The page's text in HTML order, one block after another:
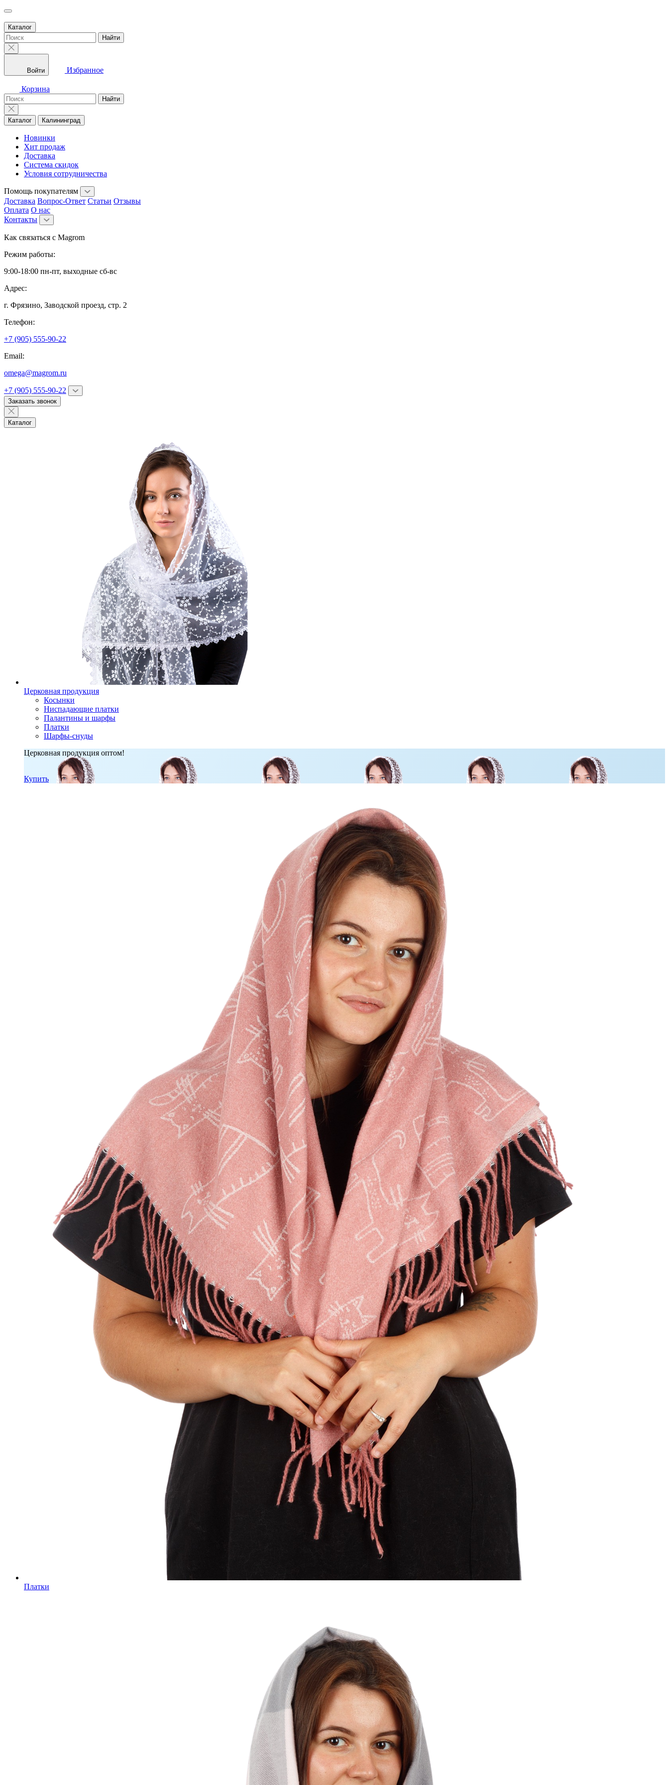
Каталог
Найти
Войти Избранное
Корзина
Найти
Каталог Калининград
Новинки
Хит продаж
Доставка
Система скидок
Условия сотрудничества
Помощь покупателям
Доставка Вопрос-Ответ Статьи Отзывы
Оплата О нас
Контакты
Как связаться с Magrom
Режим работы:
9:00-18:00 пн-пт, выходные сб-вс
Адрес:
г. Фрязино, Заводской проезд, стр. 2
Телефон:
+7 (905) 555-90-22
Email:
omega@magrom.ru
+7 (905) 555-90-22
Заказать звонок
Каталог
Церковная продукция
Косынки
Ниспадающие платки
Палантины и шарфы
Платки
Шарфы-снуды
Церковная продукция оптом!
Купить
Платки